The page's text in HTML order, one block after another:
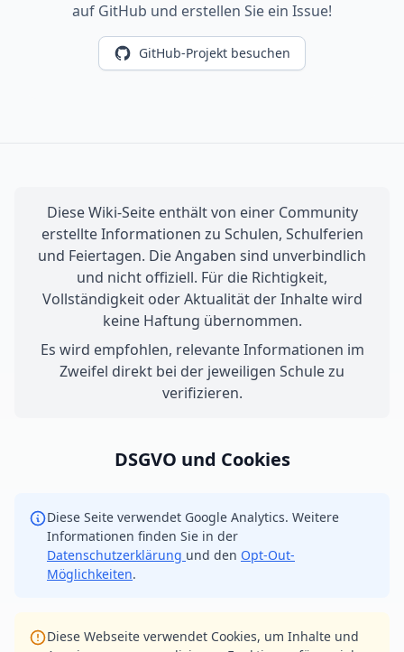
auf GitHub und erstellen Sie ein Issue!
GitHub-Projekt besuchen
Diese Wiki-Seite enthält von einer Community
erstellte Informationen zu Schulen, Schulferien
und Feiertagen. Die Angaben sind unverbindlich
und nicht offiziell. Für die Richtigkeit,
Vollständigkeit oder Aktualität der Inhalte wird
keine Haftung übernommen.
Es wird empfohlen, relevante Informationen im
Zweifel direkt bei der jeweiligen Schule zu
verifizieren.
DSGVO und Cookies
Diese Seite verwendet Google Analytics. Weitere
Informationen finden Sie in der
Datenschutzerklärung und den Opt-Out-
Möglichkeiten.
Diese Webseite verwendet Cookies, um Inhalte und